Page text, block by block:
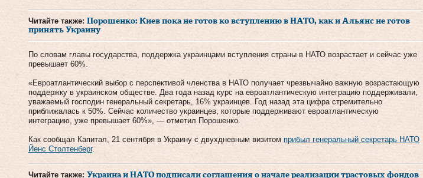
Читайте также: Порошенко: Киев пока не готов ко вступлению в НАТО, как и Альянс не готов
принять Украину
По словам главы государства, поддержка украинцами вступления страны в НАТО возрастает и сейчас уже
превышает 60%.
«Евроатлантический выбор с перспективой членства в НАТО получает чрезвычайно важную возрастающую
поддержку в украинском обществе. Два года назад курс на евроатлантическую интеграцию поддерживали,
уважаемый господин генеральный секретарь, 16% украинцев. Год назад эта цифра стремительно
приближалась к 50%. Сейчас количество украинцев, которые поддерживают евроатлантическую
интеграцию, уже превышает 60%», — отметил Порошенко.
Как сообщал Капитал, 21 сентября в Украину с двухдневным визитом прибыл генеральный секретарь НАТО
Йенс Столтенберг.
Читайте также: Украина и НАТО подписали соглашения о начале реализации трастовых фондов